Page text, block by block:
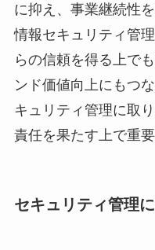
に抑え、事業継続性
情報セキュリティ管
らの信頼を得る上で
ンド価値向上にもつ
キュリティ管理に取
責任を果たす上で重
セキュリティ管理